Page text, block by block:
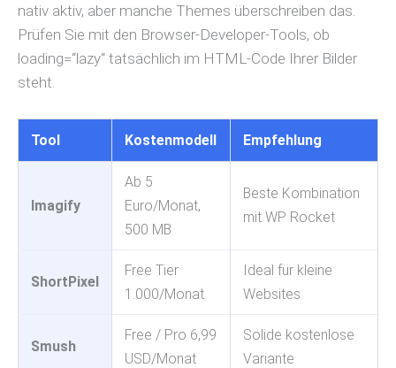
nativ aktiv, aber manche Themes überschreiben das.
Prüfen Sie mit den Browser-Developer-Tools, ob
loading=“lazy“ tatsächlich im HTML-Code Ihrer Bilder
steht.
Tool Kostenmodell Empfehlung
Imagify
Ab 5
Euro/Monat,
500 MB
Beste Kombination
mit WP Rocket
ShortPixel
Free Tier
1.000/Monat
Ideal für kleine
Websites
Smush
Free / Pro 6,99
USD/Monat
Solide kostenlose
Variante